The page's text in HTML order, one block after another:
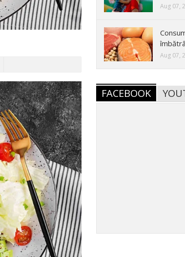
Aug 07,
Aug 07,
FACEBOOK